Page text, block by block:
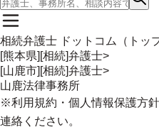
相続弁護士 ドットコム（トップ
[熊本県][相続]弁護士>
[山鹿市][相続]弁護士>
山鹿法律事務所
※利用規約 ・ 個人情報保護方針
連絡ください。